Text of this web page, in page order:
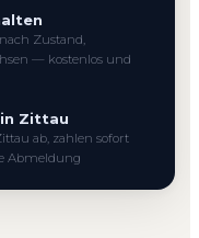
Zustand,
— kostenlos und
Zittau
ab, zahlen sofort
Abmeldung